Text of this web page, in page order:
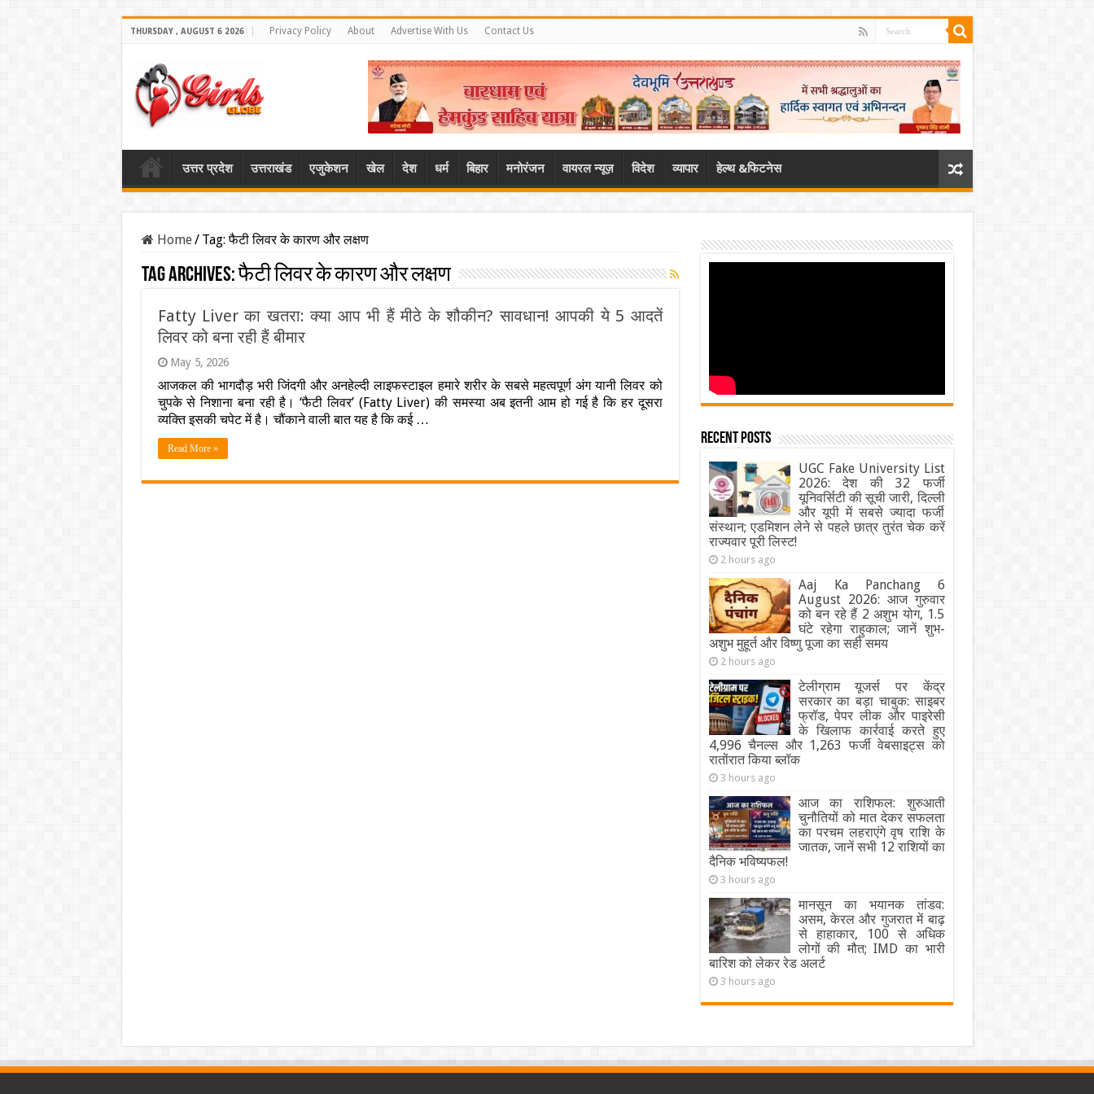
THURSDAY , AUGUST 6 2026 Privacy Policy About Advertise With Us Contact Us
उत्तर प्रदेश उत्तराखंड एजुकेशन खेल देश धर्म बिहार मनोरंजन वायरल न्यूज़ विदेश व्यापार हेल्थ &फिटनेस
Home/ Tag:फैटी लिवर के कारण और लक्षण
Tag Archives:फैटी लिवर के कारण और लक्षण
Fatty Liver का खतरा: क्या आप भी हैं मीठे के शौकीन? सावधान! आपकी ये 5 आदतें
लिवर को बना रही हैं बीमार
May 5, 2026
आजकल की भागदौड़ भरी जिंदगी और अनहेल्दी लाइफस्टाइल हमारे शरीर के सबसे महत्वपूर्ण अंग यानी लिवर को
चुपके से निशाना बना रही है। ‘फैटी लिवर’ (Fatty Liver) की समस्या अब इतनी आम हो गई है कि हर दूसरा
व्यक्ति इसकी चपेट में है। चौंकाने वाली बात यह है कि कई …
Read More »
Recent Posts
UGC Fake University List
2026: देश की 32 फर्जी
यूनिवर्सिटी की सूची जारी, दिल्ली
और यूपी में सबसे ज्यादा फर्जी
संस्थान; एडमिशन लेने से पहले छात्र तुरंत चेक करें
राज्यवार पूरी लिस्ट!
2 hours ago
Aaj Ka Panchang 6
August 2026: आज गुरुवार
को बन रहे हैं 2 अशुभ योग, 1.5
घंटे रहेगा राहुकाल; जानें शुभ-
अशुभ मुहूर्त और विष्णु पूजा का सही समय
2 hours ago
टेलीग्राम यूजर्स पर केंद्र
सरकार का बड़ा चाबुक: साइबर
फ्रॉड, पेपर लीक और पाइरेसी
के खिलाफ कार्रवाई करते हुए
4,996 चैनल्स और 1,263 फर्जी वेबसाइट्स को
रातोंरात किया ब्लॉक
3 hours ago
आज का राशिफल: शुरुआती
चुनौतियों को मात देकर सफलता
का परचम लहराएंगे वृष राशि के
जातक, जानें सभी 12 राशियों का
दैनिक भविष्यफल!
3 hours ago
मानसून का भयानक तांडव:
असम, केरल और गुजरात में बाढ़
से हाहाकार, 100 से अधिक
लोगों की मौत; IMD का भारी
बारिश को लेकर रेड अलर्ट
3 hours ago